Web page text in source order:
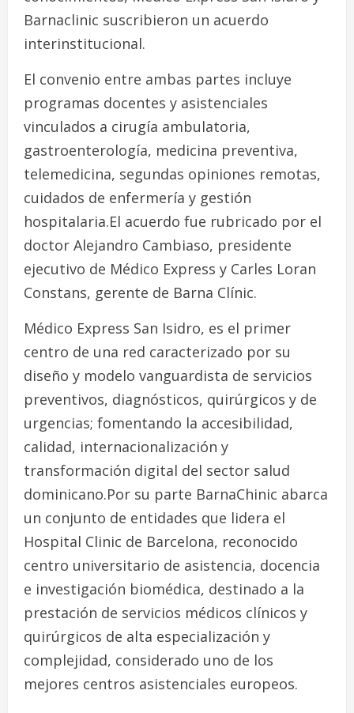
Barnaclinic suscribieron un acuerdo
interinstitucional.
El convenio entre ambas partes incluye
programas docentes y asistenciales
vinculados a cirugía ambulatoria,
gastroenterología, medicina preventiva,
telemedicina, segundas opiniones remotas,
cuidados de enfermería y gestión
hospitalaria.El acuerdo fue rubricado por el
doctor Alejandro Cambiaso, presidente
ejecutivo de Médico Express y Carles Loran
Constans, gerente de Barna Clínic.
Médico Express San Isidro, es el primer
centro de una red caracterizado por su
diseño y modelo vanguardista de servicios
preventivos, diagnósticos, quirúrgicos y de
urgencias; fomentando la accesibilidad,
calidad, internacionalización y
transformación digital del sector salud
dominicano.Por su parte BarnaChinic abarca
un conjunto de entidades que lidera el
Hospital Clinic de Barcelona, reconocido
centro universitario de asistencia, docencia
e investigación biomédica, destinado a la
prestación de servicios médicos clínicos y
quirúrgicos de alta especialización y
complejidad, considerado uno de los
mejores centros asistenciales europeos.